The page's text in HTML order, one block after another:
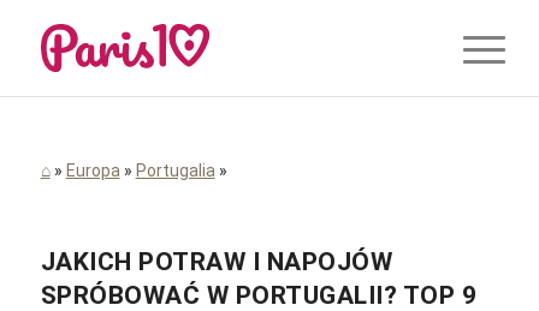
⌂» Europa » Portugalia »
JAKICH POTRAW I NAPOJÓW
SPRÓBOWAĆ W PORTUGALII? TOP 9